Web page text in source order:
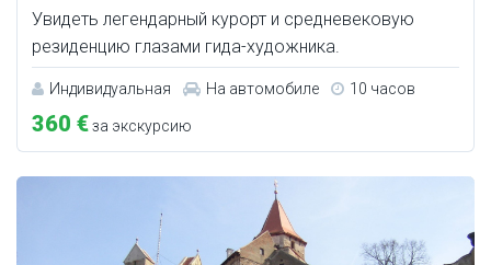
Увидеть легендарный курорт и средневековую
резиденцию глазами гида-художника.
Индивидуальная На автомобиле 10 часов
360 €за экскурсию